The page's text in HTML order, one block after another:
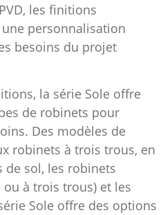
les finitions
personnalisation
besoins du projet
la série Sole offre
de robinets pour
Des modèles de
robinets à trois trous, en
de sol, les robinets
à trois trous) et les
Sole offre des options